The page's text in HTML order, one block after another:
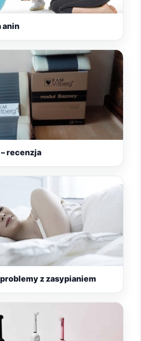
anin
recenzja
z zasypianiem